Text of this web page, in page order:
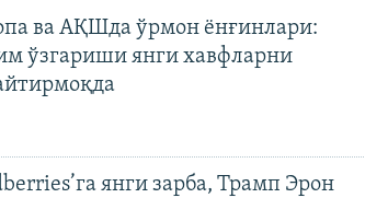
ва АҚШда ўрмон ёнғинлари:
ўзгариши янги хавфларни
янги зарба, Трамп Эрон